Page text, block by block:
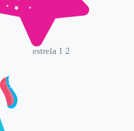
estrela 1 2